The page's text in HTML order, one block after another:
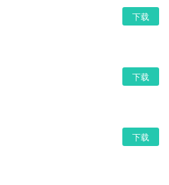
下载
下载
下载